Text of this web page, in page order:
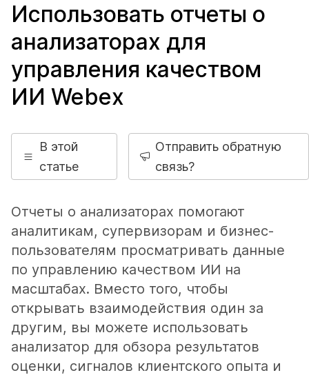
Использовать отчеты о
анализаторах для
управления качеством
ИИ Webex
В этой
статье
Отправить обратную
связь?
Отчеты о анализаторах помогают
аналитикам, супервизорам и бизнес-
пользователям просматривать данные
по управлению качеством ИИ на
масштабах. Вместо того, чтобы
открывать взаимодействия один за
другим, вы можете использовать
анализатор для обзора результатов
оценки, сигналов клиентского опыта и